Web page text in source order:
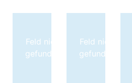
Feld nicht
gefunden.
Feld nicht
gefunden.